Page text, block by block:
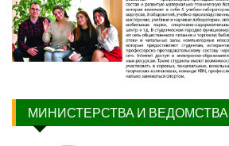
МИНИСТЕРСТВА И ВЕДОМСТВА